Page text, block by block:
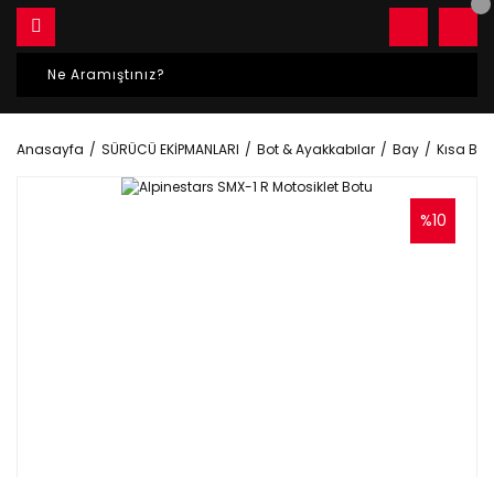
Anasayfa SÜRÜCÜ EKİPMANLARI Bot & Ayakkabılar Bay Kısa
%10